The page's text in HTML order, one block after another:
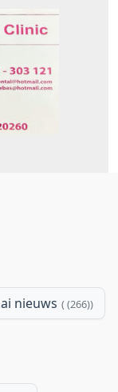
nieuws (266)